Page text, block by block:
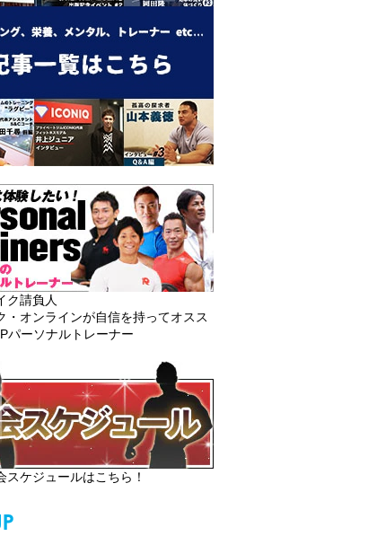
ク請負人
・オンラインが自信を持ってオスス
パーソナルトレーナー
スケジュールはこちら！